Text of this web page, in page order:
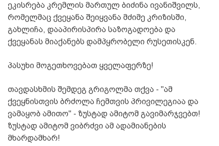
ეკისრება კრემლის მართულ ბიძინა ივანიშვილს,
რომელმაც ქვეყანა შეიყვანა მძიმე კრიზისში,
გახლიჩა, დააპირისპირა საზოგადოება და
ქვეყანას მიაქანებს დამპყრობელი რუსეთისკენ.
პასუხი მოგეთხოვებათ ყველაფერზე!
თავდასხმის შემდეგ გრიგოლმა თქვა - "ამ
ქვეყნისთვის ბრძოლა ჩემთვის პრივილეგიაა და
ვამაყობ ამითო" - ზუსტად ამიტომ გავიმარჯვებთ!
ზუსტად ამიტომ ვიბრძვი ამ ადამიანების
მხარდამხარ!